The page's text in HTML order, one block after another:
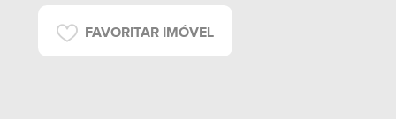
FAVORITAR IMÓVEL